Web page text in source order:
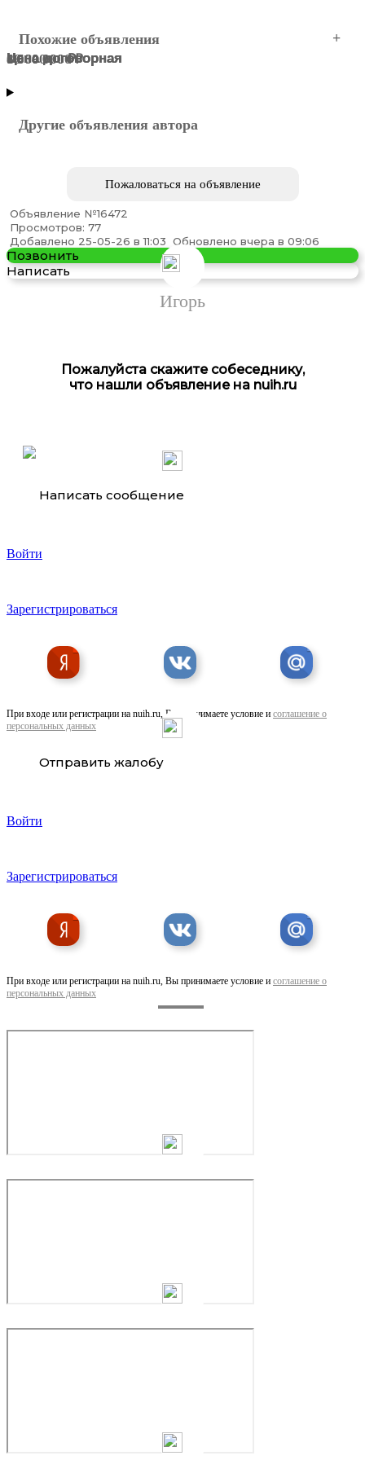
Похожие объявления
Тягач DAYUN CGC4180, 4х2, МКПП с ретардером, пневма
Цена договорная
Цена договорная
8 600 000 ₽
Тягач SITRAK C7H, 4х2, АКПП ZF TRAXON, . ..
6 500 000 ₽
Цена договорная
10 600 000 ₽
Другие объявления автора
Пожаловаться на объявление
Объявление №16472
Просмотров: 77
Добавлено 25-05-26 в 11:03 Обновлено вчера в 09:06
Позвонить
Написать
Игорь
Пожалуйста скажите собеседнику,
что нашли объявление на nuih.ru
Написать сообщение
Войти
Зарегистрироваться
При входе или регистрации на nuih.ru, Вы принимаете условие и соглашение о
персональных данных
Отправить жалобу
Войти
Зарегистрироваться
При входе или регистрации на nuih.ru, Вы принимаете условие и соглашение о
персональных данных